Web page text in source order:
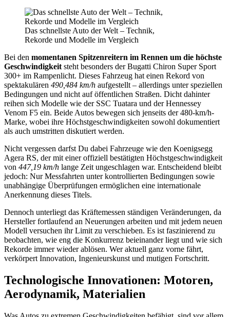
Das schnellste Auto der Welt – Technik,
Rekorde und Modelle im Vergleich
Bei den momentanen Spitzenreitern im Rennen um die höchste
Geschwindigkeit steht besonders der Bugatti Chiron Super Sport
300+ im Rampenlicht. Dieses Fahrzeug hat einen Rekord von
spektakulären 490,484 km/h aufgestellt – allerdings unter speziellen
Bedingungen und nicht auf öffentlichen Straßen. Dicht dahinter
reihen sich Modelle wie der SSC Tuatara und der Hennessey
Venom F5 ein. Beide Autos bewegen sich jenseits der 480-km/h-
Marke, wobei ihre Höchstgeschwindigkeiten sowohl dokumentiert
als auch umstritten diskutiert werden.
Nicht vergessen darfst Du dabei Fahrzeuge wie den Koenigsegg
Agera RS, der mit einer offiziell bestätigten Höchstgeschwindigkeit
von 447,19 km/h lange Zeit ungeschlagen war. Entscheidend bleibt
jedoch: Nur Messfahrten unter kontrollierten Bedingungen sowie
unabhängige Überprüfungen ermöglichen eine internationale
Anerkennung dieses Titels.
Dennoch unterliegt das Kräftemessen ständigen Veränderungen, da
Hersteller fortlaufend an Neuerungen arbeiten und mit jedem neuen
Modell versuchen ihr Limit zu verschieben. Es ist faszinierend zu
beobachten, wie eng die Konkurrenz beieinander liegt und wie sich
Rekorde immer wieder ablösen. Wer aktuell ganz vorne fährt,
verkörpert Innovation, Ingenieurskunst und mutigen Fortschritt.
Technologische Innovationen: Motoren,
Aerodynamik, Materialien